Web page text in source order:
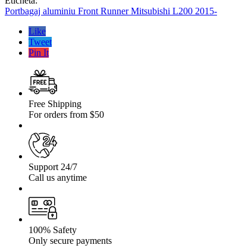
Front
Runner
Mitsubishi
Portbagaj aluminiu Front Runner Mitsubishi L200 2015-
Like
Tweet
Pin It
Free Shipping
For orders from $50
Support 24/7
Call us anytime
100% Safety
Only secure payments